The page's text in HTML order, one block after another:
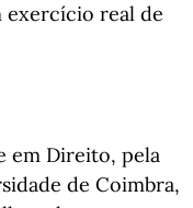
exercício real de
em Direito, pela
de Coimbra,